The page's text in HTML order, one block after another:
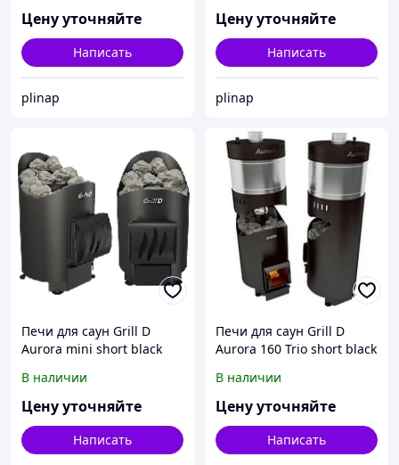
Цену уточняйте
Написать
plinap
Цену уточняйте
Написать
plinap
Печи для саун Grill D
Aurora mini short black
В наличии
Цену уточняйте
Написать
Печи для саун Grill D
Aurora 160 Trio short black
В наличии
Цену уточняйте
Написать